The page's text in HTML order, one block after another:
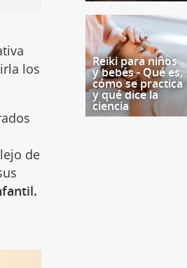
los
de
Reiki para niños
y bebés - Qué es,
cómo se practica
y qué dice la
ciencia